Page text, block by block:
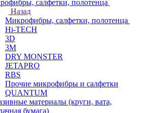
салфетки, полотенца
Назад
Микрофибры, салфетки, полотенца
Hi-TECH
3D
3М
DRY MONSTER
JETAPRO
RBS
Прочие микрофибры и салфетки
QUANTUM
материалы (круги, вата,
бумага)